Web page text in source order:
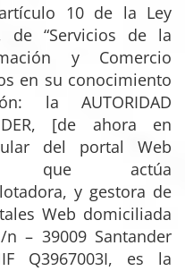
10 de la Ley
“Servicios de la
y Comercio
en su conocimiento
la AUTORIDAD
[de ahora en
del portal Web
que actúa
y gestora de
Web domiciliada
– 39009 Santander
Q3967003I, es la